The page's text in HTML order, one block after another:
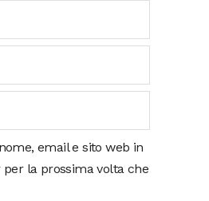
email e sito web in
la prossima volta che